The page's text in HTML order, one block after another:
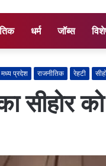
धर्म जॉब्स
मध्य प्रदेश राजनीतिक रेहटी
सीहोर